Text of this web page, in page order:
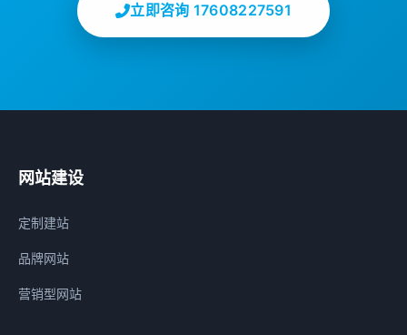
立即咨询 17608227591
网站建设
定制建站
品牌网站
营销型网站